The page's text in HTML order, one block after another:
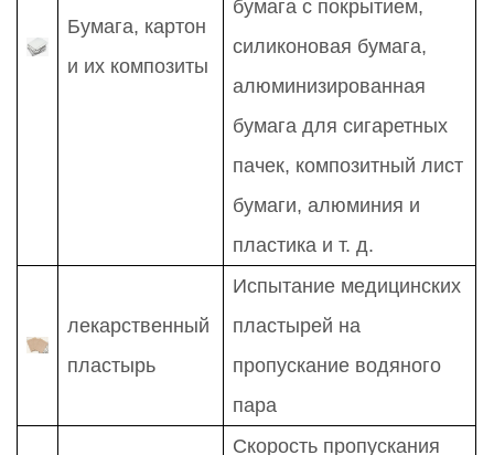
Бумага, картон
и их композиты
бумага с покрытием,
силиконовая бумага,
алюминизированная
бумага для сигаретных
пачек, композитный лист
бумаги, алюминия и
пластика и т. д.
лекарственный
пластырь
Испытание медицинских
пластырей на
пропускание водяного
пара
Скорость пропускания